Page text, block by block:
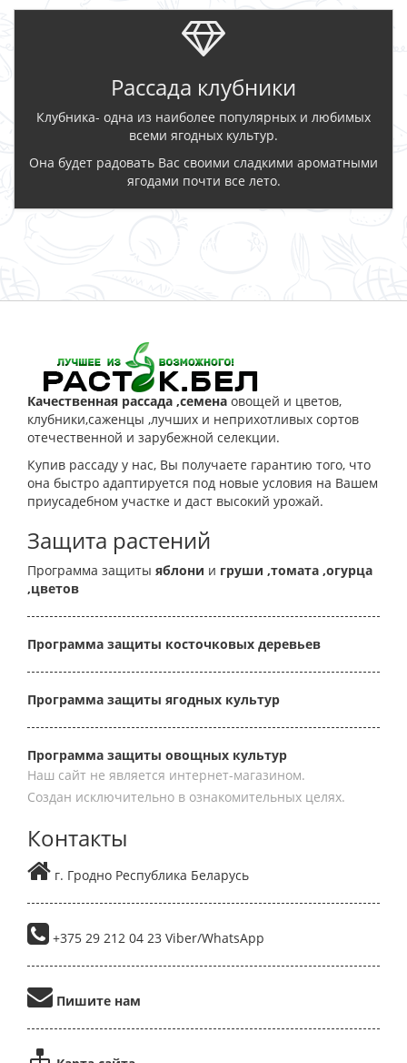
Рассада клубники
Клубника- одна из наиболее популярных и любимых
всеми ягодных культур.
Она будет радовать Вас своими сладкими ароматными
ягодами почти все лето.
Качественная рассада ,семена овощей и цветов,
клубники,саженцы ,лучших и неприхотливых сортов
отечественной и зарубежной селекции.
Купив рассаду у нас, Вы получаете гарантию того, что
она быстро адаптируется под новые условия на Вашем
приусадебном участке и даст высокий урожай.
Защита растений
Программа защиты яблони и груши ,томата ,огурца
,цветов
Программа защиты косточковых деревьев
Программа защиты ягодных культур
Программа защиты овощных культур
Наш сайт не является интернет-магазином.
Создан исключительно в ознакомительных целях.
Контакты
г. Гродно Республика Беларусь
+375 29 212 04 23 Viber/WhatsApp
Пишите нам